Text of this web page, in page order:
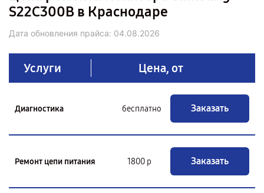
S22C300B в Краснодаре
Дата обновления прайса: 04.08.2026
Услуги Цена, от
Диагностика бесплатно Заказать
Ремонт цепи питания 1800 р Заказать